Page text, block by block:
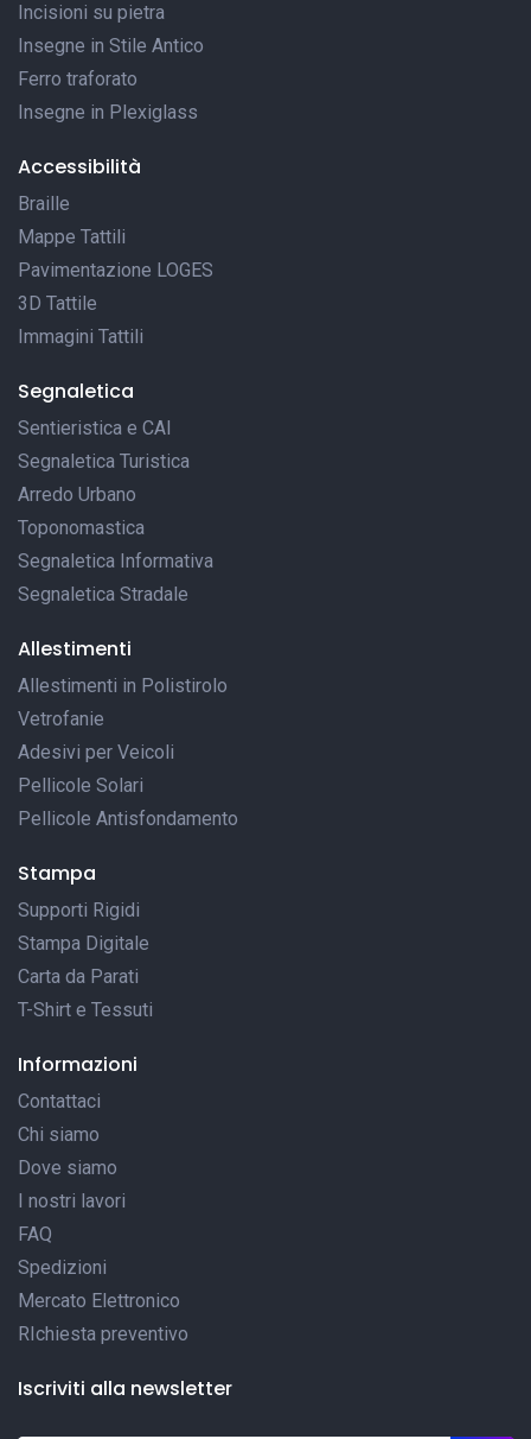
Incisioni su pietra
Insegne in Stile Antico
Ferro traforato
Insegne in Plexiglass
Accessibilità
Braille
Mappe Tattili
Pavimentazione LOGES
3D Tattile
Immagini Tattili
Segnaletica
Sentieristica e CAI
Segnaletica Turistica
Arredo Urbano
Toponomastica
Segnaletica Informativa
Segnaletica Stradale
Allestimenti
Allestimenti in Polistirolo
Vetrofanie
Adesivi per Veicoli
Pellicole Solari
Pellicole Antisfondamento
Stampa
Supporti Rigidi
Stampa Digitale
Carta da Parati
T-Shirt e Tessuti
Informazioni
Contattaci
Chi siamo
Dove siamo
I nostri lavori
FAQ
Spedizioni
Mercato Elettronico
RIchiesta preventivo
Iscriviti alla newsletter